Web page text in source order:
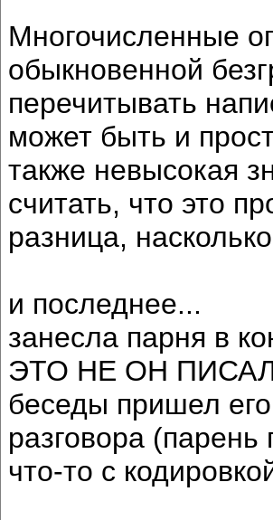
Многочисленные
обыкновенной
перечитывать
может быть и
также невысокая
считать, что это
разница,
и последнее...
занесла парня в
ЭТО НЕ ОН ПИСАЛ
беседы пришел
разговора
что-то с